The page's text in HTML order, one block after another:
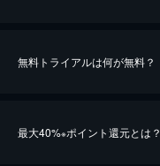
無料トライアルは何が無料？
最大40%※ポイント還元とは？